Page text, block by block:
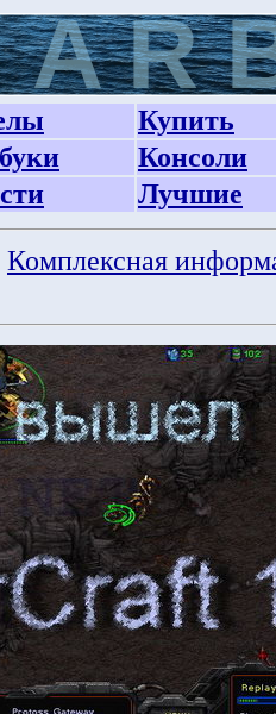
Купить
Консоли
Лучшие
Комплексная